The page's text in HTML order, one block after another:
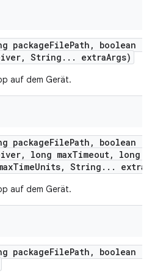
packageFilePath ,
boolean
, String . . . extraArgs)
auf dem Gerät.
packageFilePath ,
boolean
, long maxTimeout,
long
TimeUnits, String . . . extra
auf dem Gerät.
packageFilePath ,
boolean